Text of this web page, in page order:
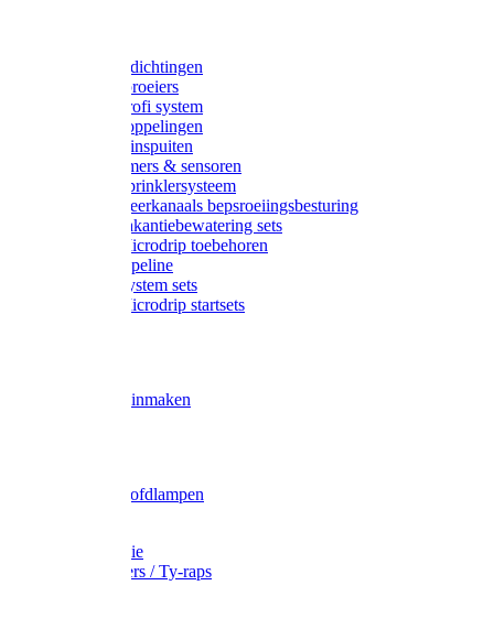
Gardena afdichtingen
Gardena sproeiers
Gardena Profi system
Gardena koppelingen
Gardena tuinspuiten
Gardena timers & sensoren
Gardena Sprinklersysteem
Gardena meerkanaals bepsroeiingsbesturing
Gardena vakantiebewatering sets
Gardena Microdrip toebehoren
Gardena Pipeline
Gardena System sets
Gardena Microdrip startsets
Wecken & inmaken
Zak- & Hoofdlampen
Tape en folie
Kabelbinders / Ty-raps